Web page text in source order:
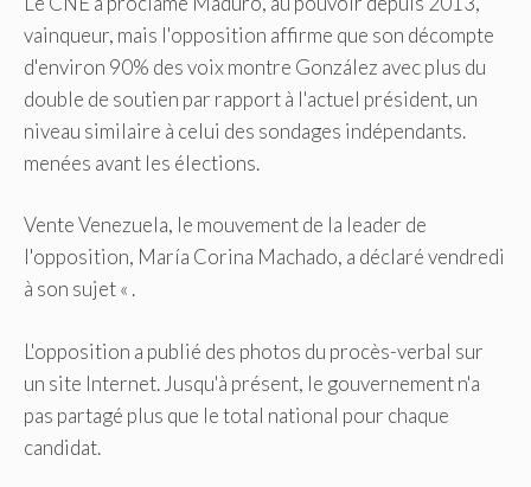
vainqueur, mais l'opposition affirme que son décompte
d'environ 90% des voix montre González avec plus du
double de soutien par rapport à l'actuel président, un
niveau similaire à celui des sondages indépendants.
menées avant les élections.
Vente Venezuela, le mouvement de la leader de
l'opposition, María Corina Machado, a déclaré vendredi
à son sujet « .
L'opposition a publié des photos du procès-verbal sur
un site Internet. Jusqu'à présent, le gouvernement n'a
pas partagé plus que le total national pour chaque
candidat.